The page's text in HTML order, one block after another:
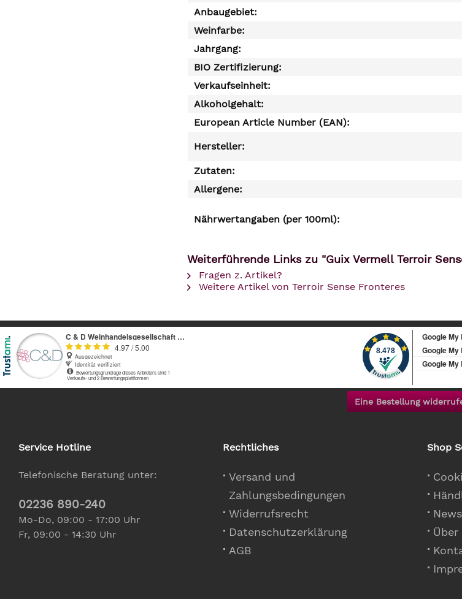
Anbaugebiet:
Weinfarbe:
Jahrgang:
BIO Zertifizierung:
Verkaufseinheit:
Alkoholgehalt:
European Article Number (EAN):
Hersteller:
Zutaten:
Allergene:
Nährwertangaben (per 100ml):
Weiterführende Links zu "Guix Vermell Terroir
Fragen z. Artikel?
Weitere Artikel von Terroir Sense Fronteres
Eine Bestellung
Service Hotline
Telefonische Beratung unter:
02236 890-240
Mo-Do, 09:00 - 17:00 Uhr
Fr, 09:00 - 14:30 Uhr
Rechtliches
Versand und
Zahlungsbedingungen
Widerrufsrecht
Datenschutzerklärung
AGB
Shop
Über